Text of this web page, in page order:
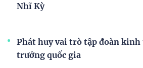
Nhĩ Kỳ
Phát huy vai trò tập đoàn
trưởng quốc gia